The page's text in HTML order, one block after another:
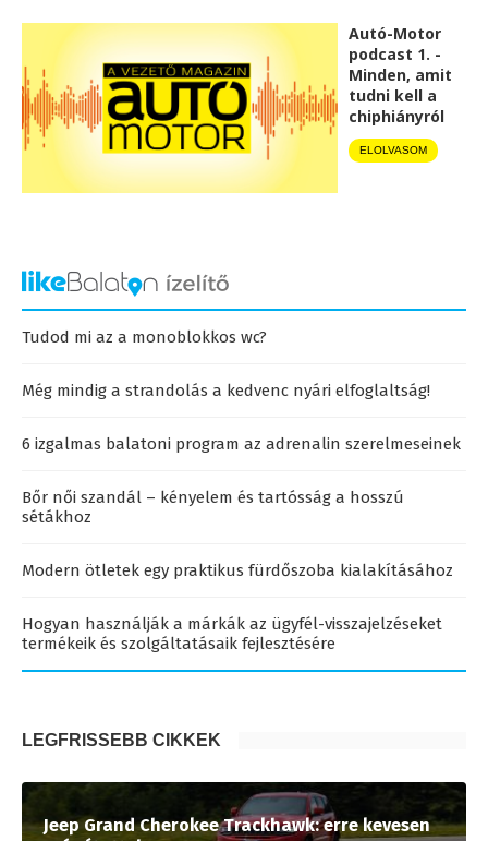
Autó-Motor
podcast 1. -
Minden, amit
tudni kell a
chiphiányról
ELOLVASOM
Tudod mi az a monoblokkos wc?
Még mindig a strandolás a kedvenc nyári elfoglaltság!
6 izgalmas balatoni program az adrenalin szerelmeseinek
Bőr női szandál – kényelem és tartósság a hosszú
sétákhoz
Modern ötletek egy praktikus fürdőszoba kialakításához
Hogyan használják a márkák az ügyfél-visszajelzéseket
termékeik és szolgáltatásaik fejlesztésére
LEGFRISSEBB CIKKEK
Jeep Grand Cherokee Trackhawk: erre kevesen